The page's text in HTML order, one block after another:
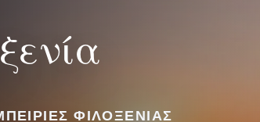
ΦΙΛΟΞΕΝΊΑΣ